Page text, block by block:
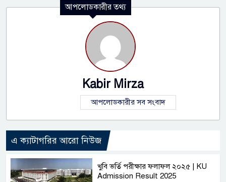
আপলোডকারীর তথ্য
Kabir Mirza
আপলোডকারীর সব সংবাদ
এ ক্যাটাগরির আরো নিউজ
খুবি ভর্তি পরীক্ষার ফলাফল ২০২৫ | KU
Admission Result 2025